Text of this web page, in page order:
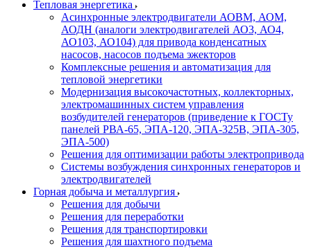
Тепловая энергетика
Асинхронные электродвигатели АОВМ, АОМ,
АОДН (аналоги электродвигателей АО3, АО4,
АО103, АО104) для привода конденсатных
насосов, насосов подъема эжекторов
Комплексные решения и автоматизация для
тепловой энергетики
Модернизация высокочастотных, коллекторных,
электромашинных систем управления
возбудителей генераторов (приведение к ГОСТу
панелей РВА-65, ЭПА-120, ЭПА-325В, ЭПА-305,
ЭПА-500)
Решения для оптимизации работы электропривода
Системы возбуждения синхронных генераторов и
электродвигателей
Горная добыча и металлургия
Решения для добычи
Решения для переработки
Решения для транспортировки
Решения для шахтного подъема